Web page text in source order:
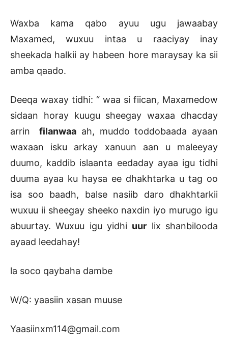
Waxba kama qabo ayuu ugu jawaabay
Maxamed, wuxuu intaa u raaciyay inay
sheekada halkii ay habeen hore maraysay ka sii
amba qaado.
Deeqa waxay tidhi: “ waa si fiican, Maxamedow
sidaan horay kuugu sheegay waxaa dhacday
arrin
filanwaa ah, muddo toddobaada ayaan
waxaan isku arkay xanuun aan u maleeyay
duumo, kaddib islaanta eedaday ayaa igu tidhi
duuma ayaa ku haysa ee dhakhtarka u tag oo
isa soo baadh, balse nasiib daro dhakhtarkii
wuxuu ii sheegay sheeko naxdin iyo murugo igu
abuurtay. Wuxuu igu yidhi uur lix shanbilooda
ayaad leedahay!
la soco qaybaha dambe
W/Q: yaasiin xasan muuse
Yaasiinxm114@gmail.com